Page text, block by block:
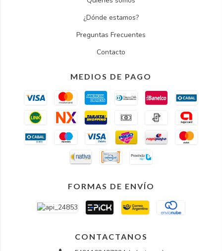
¿Dónde estamos?
Preguntas Frecuentes
Contacto
MEDIOS DE PAGO
FORMAS DE ENVÍO
CONTACTANOS